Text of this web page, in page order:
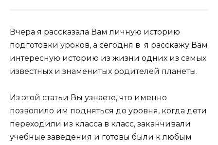
Вчера я рассказала Вам личную историю
подготовки уроков, а сегодня в я расскажу Вам
интересную историю из жизни одних из самых
известных и знаменитых родителей планеты.
Из этой статьи Вы узнаете, что именно
позволило им подняться до уровня, когда дети
переходили из класса в класс, заканчивали
учебные заведения и готовы были к любым